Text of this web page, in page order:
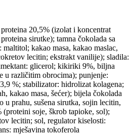
20,5% (izolat i koncentrat
sirutke); tamna čokolada sa
kakao masa, kakao maslac,
lecitin; ekstrakt vanilije); sladila:
glicerol; kikiriki 9%, biljna
u različitim obrocima); punjenje:
%; stabilizator: hidrolizat kolagena;
kakao masa, šećer); bijela čokolada
u prahu, sušena sirutka, sojin lecitin,
soje, škrob tapioke, sol);
lecitin; sol, regulator kiselosti:
mješavina tokoferola